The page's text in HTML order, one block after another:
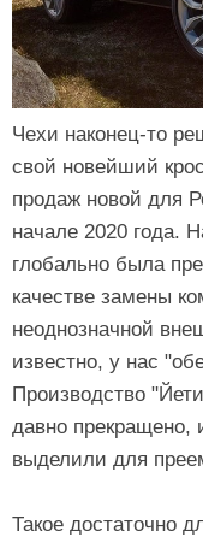
Чехи наконец-то
свой новейший
продаж новой для
начале 2020 года.
глобально была
качестве замены
неоднозначной
известно, у нас
Производство
давно прекращено,
выделили для
Такое достаточно